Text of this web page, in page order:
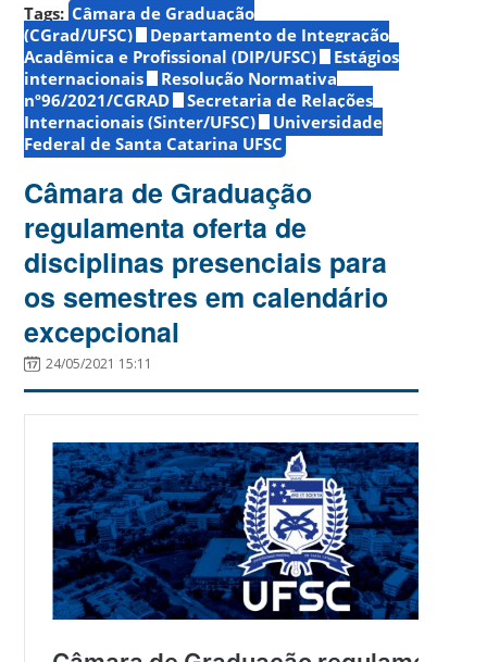
Tags: Câmara de Graduação
(CGrad/UFSC)
Departamento de Integração
Acadêmica e Profissional (DIP/UFSC)
Estágios
internacionais
Resolução Normativa
nº96/2021/CGRAD
Secretaria de Relações
Internacionais (Sinter/UFSC)
Universidade
Federal de Santa Catarina UFSC
Câmara de Graduação
regulamenta oferta de
disciplinas presenciais para
os semestres em calendário
excepcional
24/05/2021 15:11